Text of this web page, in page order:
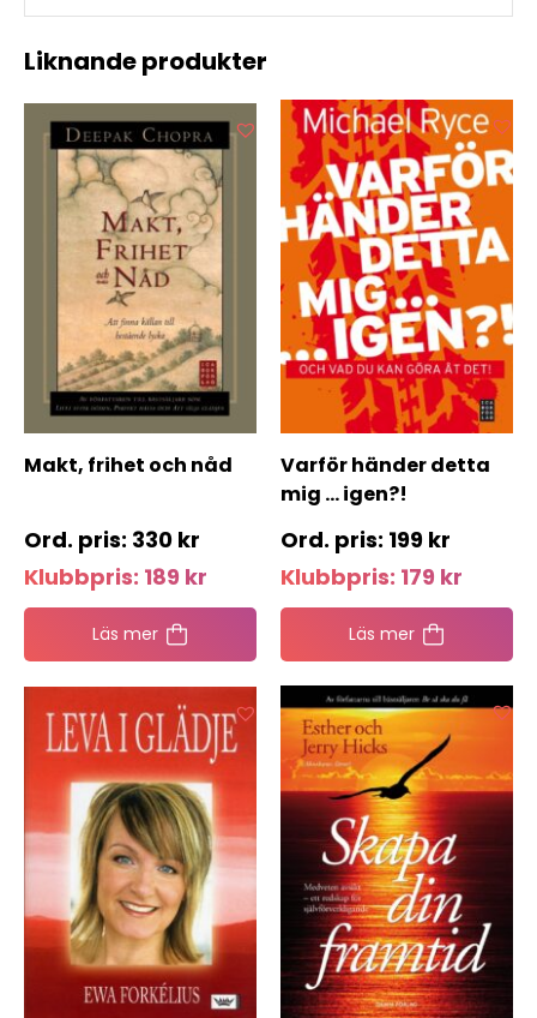
Liknande produkter
Makt, frihet och nåd
330 kr
Klubbpris: 189 kr
Läs mer
Varför händer detta
mig … igen?!
199 kr
Klubbpris: 179 kr
Läs mer